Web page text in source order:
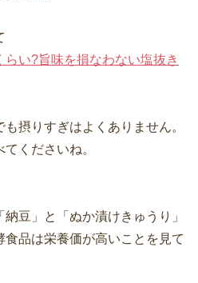
い?旨味を損なわない塩抜き
摂りすぎはよくありません。
くださいね。
豆」と「ぬか漬けきゅうり」
品は栄養価が高いことを見て